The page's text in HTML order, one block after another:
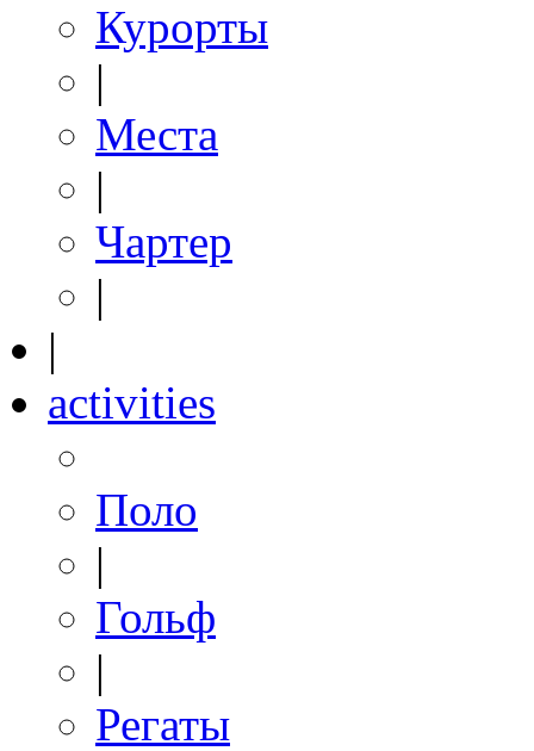
Курорты
|
Места
|
Чартер
|
|
activities
Поло
|
Гольф
|
Регаты